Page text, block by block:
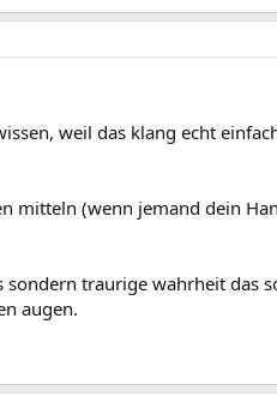
weil das klang echt
mitteln (wenn jemand dein
traurige wahrheit das
augen.